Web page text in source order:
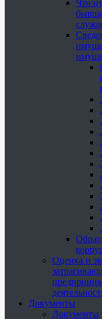
Что
Оценка и
Документы
Документы